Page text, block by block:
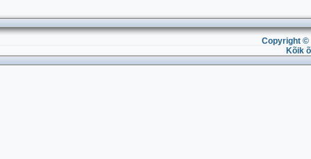
Copyright ©
Kõik